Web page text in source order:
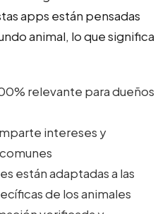
apps están pensadas
animal, lo que significa
relevante para dueños
intereses y
están adaptadas a las
de los animales